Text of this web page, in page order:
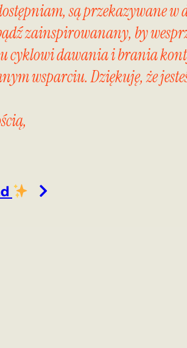
są przekazywane w
zainspirowanany, by
cyklowi dawania i brania
wsparciu. Dziękuję, że